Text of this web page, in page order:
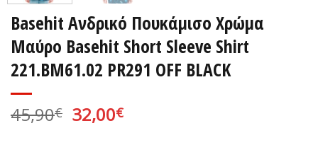
Basehit Ανδρικό Πουκάμισο Χρώμα
Μαύρο Basehit Short Sleeve Shirt
221.BM61.02 PR291 OFF BLACK
45,90€ Original
price
32,00€Η